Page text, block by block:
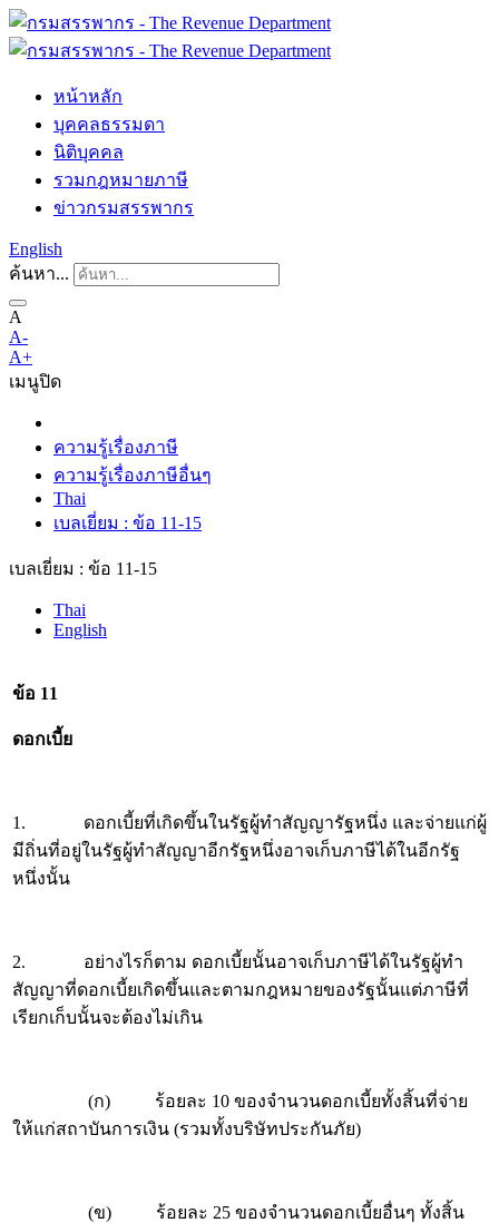
หน้าหลัก
บุคคลธรรมดา
นิติบุคคล
รวมกฎหมายภาษี
ข่าวกรมสรรพากร
English
ค้นหา...
A
A-
A+
เมนูปิด
ความรู้เรื่องภาษี
ความรู้เรื่องภาษีอื่นๆ
Thai
เบลเยี่ยม : ข้อ 11-15
เบลเยี่ยม : ข้อ 11-15
Thai
English
ข้อ 11
ดอกเบี้ย
1. ดอกเบี้ยที่เกิดขึ้นในรัฐผู้ทำสัญญารัฐหนึ่ง และจ่ายแก่ผู้
มีถิ่นที่อยู่ในรัฐผู้ทำสัญญาอีกรัฐหนึ่งอาจเก็บภาษีได้ในอีกรัฐ
หนึ่งนั้น
2. อย่างไรก็ตาม ดอกเบี้ยนั้นอาจเก็บภาษีได้ในรัฐผู้ทำ
สัญญาที่ดอกเบี้ยเกิดขึ้นและตามกฎหมายของรัฐนั้นแต่ภาษีที่
เรียกเก็บนั้นจะต้องไม่เกิน
(ก) ร้อยละ 10 ของจำนวนดอกเบี้ยทั้งสิ้นที่จ่าย
ให้แก่สถาบันการเงิน (รวมทั้งบริษัทประกันภัย)
(ข) ร้อยละ 25 ของจำนวนดอกเบี้ยอื่นๆ ทั้งสิ้น